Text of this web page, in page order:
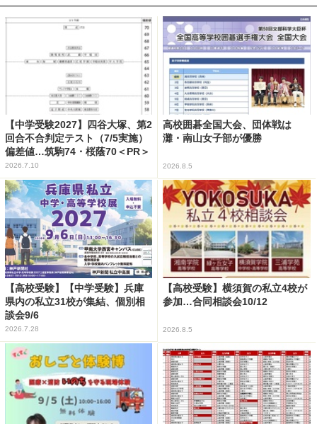
【中学受験2027】四谷大塚、第2
回合不合判定テスト（7/5実施）
偏差値…筑駒74・桜蔭70＜PR＞
2026.7.10
高校囲碁全国大会、団体戦は
灘・南山女子部が優勝
2026.8.5
【高校受験】【中学受験】兵庫
県内の私立31校が集結、個別相
談会9/6
2026.7.28
【高校受験】横須賀の私立4校が
参加…合同相談会10/12
2026.8.5